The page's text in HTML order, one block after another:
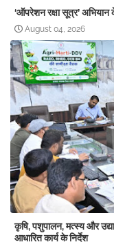
‘ऑपरेशन रक्षा सूत्र’
August 04, 2026
कृषि, पशुपालन, मत्स्य और
आधारित कार्य के निर्देश